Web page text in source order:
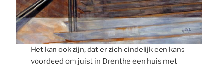
Het kan ook zijn, dat er zich eindelijk een kans
voordeed om juist in Drenthe een huis met